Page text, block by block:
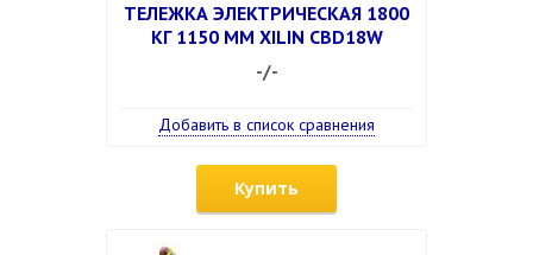
ТЕЛЕЖКА ЭЛЕКТРИЧЕСКАЯ 1800
КГ 1150 ММ XILIN CBD18W
-/-
Добавить в список сравнения
Купить